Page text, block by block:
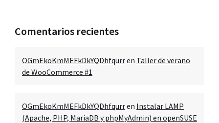
Comentarios recientes
OGmEkoKmMEFkDkYQDhfqurren Taller de verano
de WooCommerce #1
OGmEkoKmMEFkDkYQDhfqurren Instalar LAMP
(Apache, PHP, MariaDB y phpMyAdmin) en openSUSE